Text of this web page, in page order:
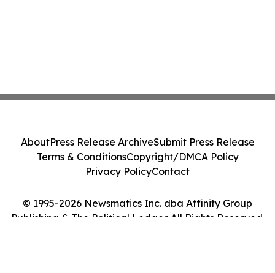
© 1995-2026 Newsmatics Inc. dba Affinity Group
Publishing & The Political Ledger. All Rights Reserved.
AboutPress Release ArchiveSubmit Press Release
Terms & ConditionsCopyright/DMCA Policy
Privacy PolicyContact